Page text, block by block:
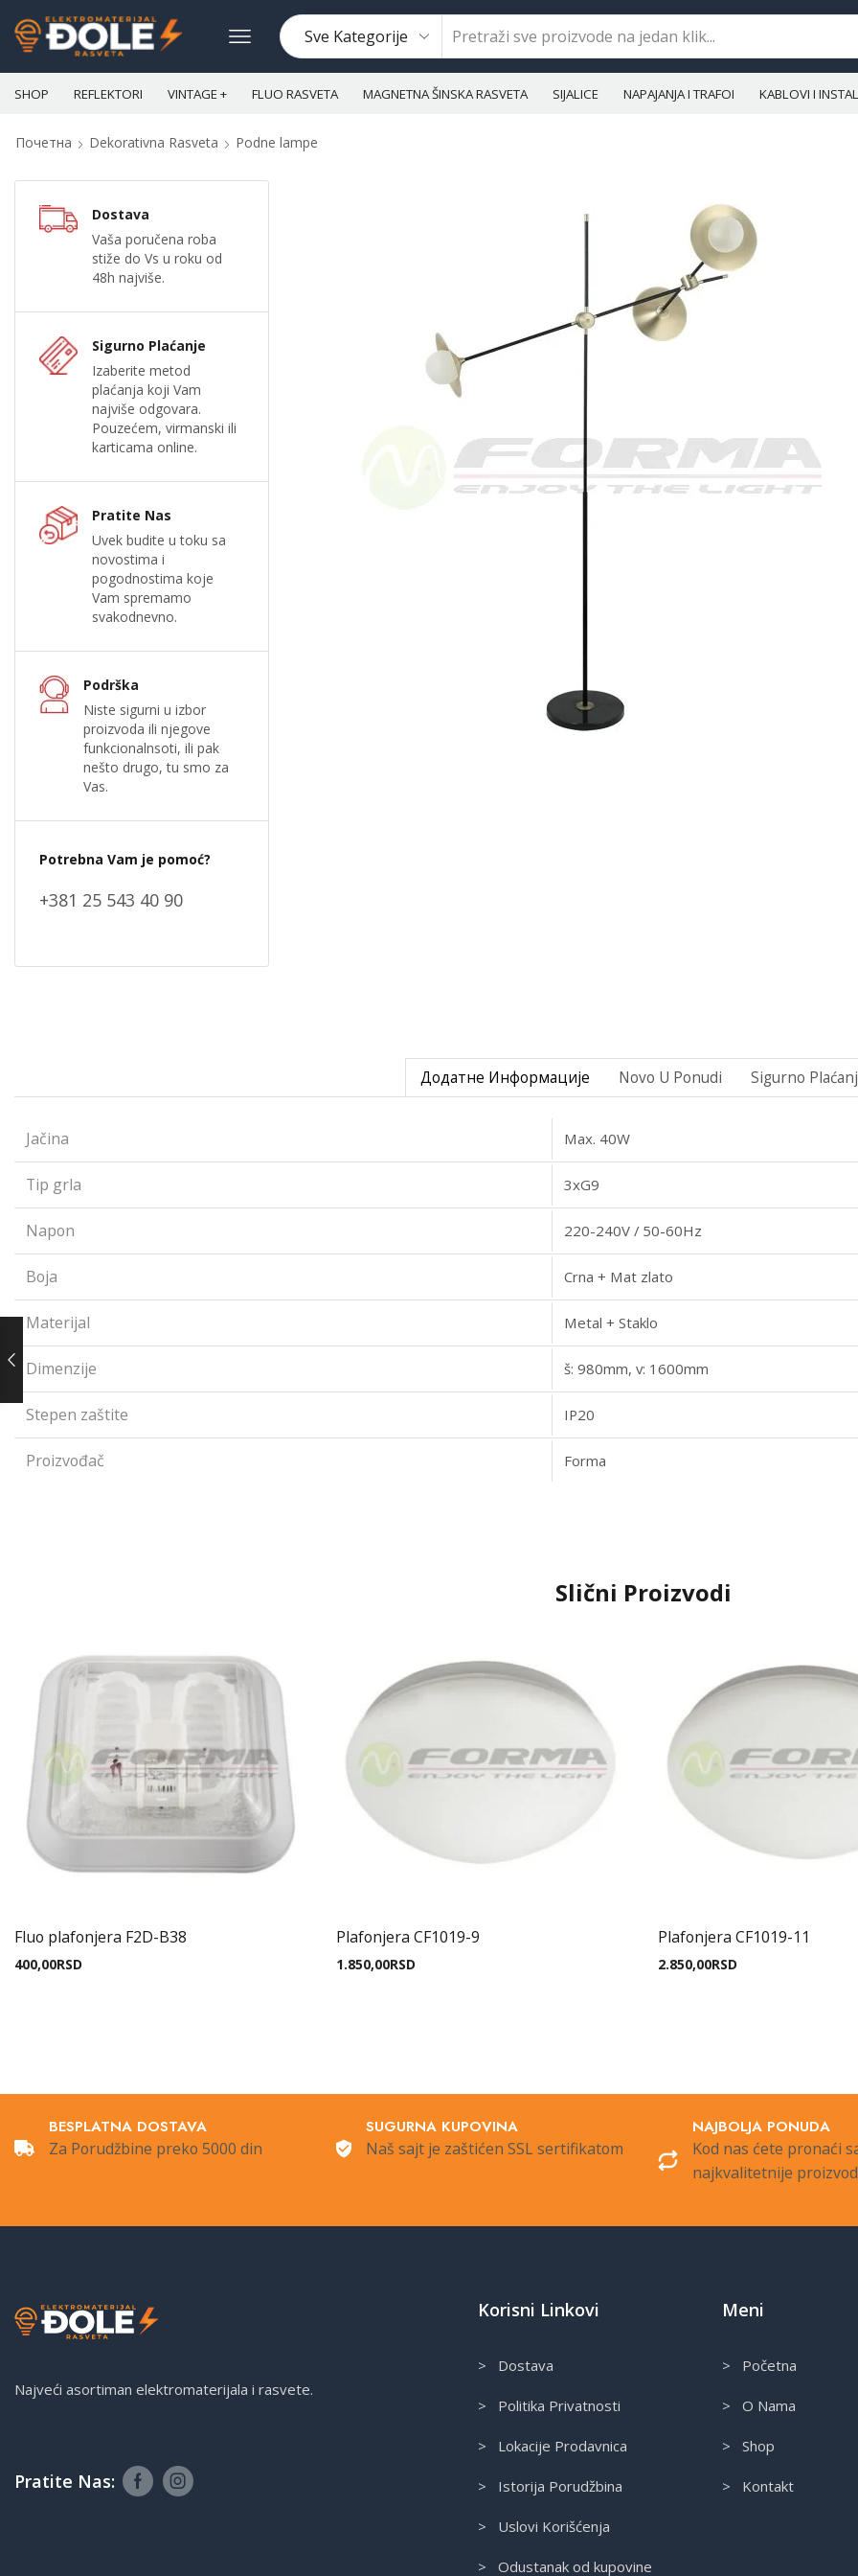
SHOP REFLEKTORI VINTAGE + FLUO RASVETA MAGNETNA ŠINSKA RASVETA SIJALICE NAPAJANJA I TRAFOI KABLOVI I
Почетна Dekorativna Rasveta Podne lampe
Dostava
Vaša poručena roba
stiže do Vs u roku od
48h najviše.
Sigurno Plaćanje
Izaberite metod
plaćanja koji Vam
najviše odgovara.
Pouzećem, virmanski ili
karticama online.
Pratite Nas
Uvek budite u toku sa
novostima i
pogodnostima koje
Vam spremamo
svakodnevno.
Podrška
Niste sigurni u izbor
proizvoda ili njegove
funkcionalnsoti, ili pak
nešto drugo, tu smo za
Vas.
Potrebna Vam je pomoć?
+381 25 543 40 90
Додатне Информације Novo U Ponudi Sigurno
Jačina Max. 40W
Tip grla 3xG9
Napon 220-240V / 50-60Hz
Boja Crna + Mat zlato
Materijal Metal + Staklo
Dimenzije š: 980mm, v: 1600mm
Stepen zaštite IP20
Proizvođač Forma
Slični Proizvodi
Fluo plafonjera F2D-B38
400,00RSD
Plafonjera CF1019-9
1.850,00RSD
Plafonjera CF1019-11
2.850,00RSD
BESPLATNA DOSTAVA
Za Porudžbine preko 5000 din
SUGURNA KUPOVINA
Naš sajt je zaštićen SSL sertifikatom
NAJBOLJA PONUDA
Kod nas ćete pronaći
najkvalitetnije
Najveći asortiman elektromaterijala i rasvete.
Pratite Nas:
Korisni Linkovi
> Dostava
> Politika Privatnosti
> Lokacije Prodavnica
> Istorija Porudžbina
> Uslovi Korišćenja
> Odustanak od kupovine
Meni
> Početna
> O Nama
> Shop
> Kontakt